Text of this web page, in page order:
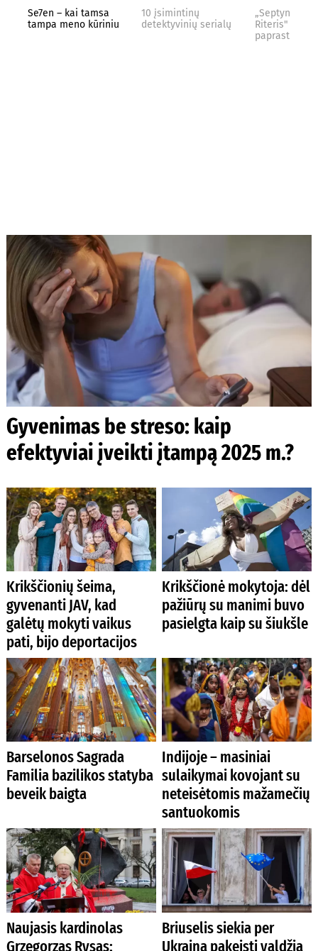
Se7en – kai tamsa
tampa meno kūriniu
10 įsimintinų
detektyvinių serialų
„Septynių
Riteris" – kai
paprastumas
Gyvenimas be streso: kaip
efektyviai įveikti įtampą 2025 m.?
Krikščionių šeima,
gyvenanti JAV, kad
galėtų mokyti vaikus
pati, bijo deportacijos
Krikščionė mokytoja: dėl
pažiūrų su manimi buvo
pasielgta kaip su šiukšle
Barselonos Sagrada
Familia bazilikos statyba
beveik baigta
Indijoje – masiniai
sulaikymai kovojant su
neteisėtomis mažamečių
santuokomis
Naujasis kardinolas
Grzegorzas Rysas:
Briuselis siekia per
Ukrainą pakeisti valdžią